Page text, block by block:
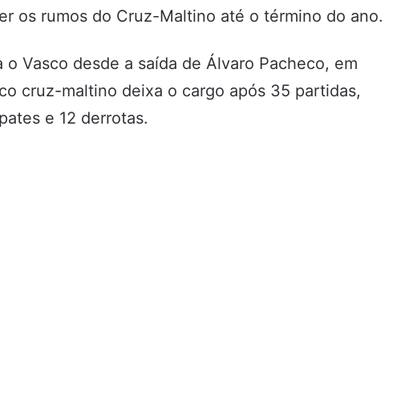
os rumos do Cruz-Maltino até o término do ano.
o Vasco desde a saída de Álvaro Pacheco, em
cruz-maltino deixa o cargo após 35 partidas,
e 12 derrotas.